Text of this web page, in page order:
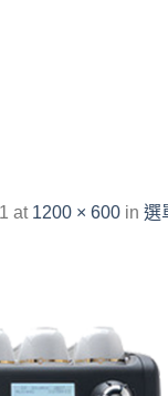
at 1200 × 600 in 選